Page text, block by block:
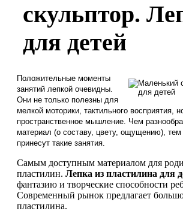
скульптор.
для детей
Положительные моменты
занятий лепкой очевидны.
Они не только полезны для
мелкой моторики, тактильного восприятия,
пространственное мышление. Чем
материал (о составу, цвету, ощущению),
принесут такие занятия.
Самым доступным материалом для
пластилин. Лепка из пластилина для
фантазию и творческие способности
Современный рынок предлагает
пластилина.